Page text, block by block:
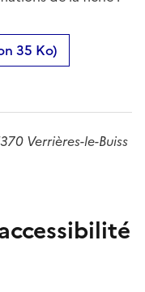
35 Ko)
Verrières-le-Buiss